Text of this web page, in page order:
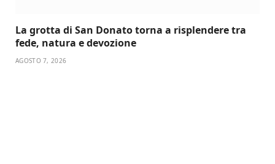
La grotta di San Donato torna a risplendere tra
fede, natura e devozione
AGOSTO 7, 2026